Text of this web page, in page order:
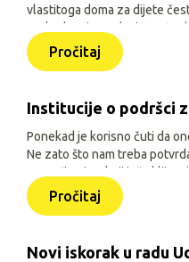
vlastitoga doma za dijete
svakodnevice, odvojenost
igru, učenje i druženje. Zato
osnovne životne uvjete,
Pročitaj
Institucije o podršci
Ponekad je korisno čuti da
Ne zato što nam treba
pomoći onima koji još
Pročitaj
Novi iskorak u radu